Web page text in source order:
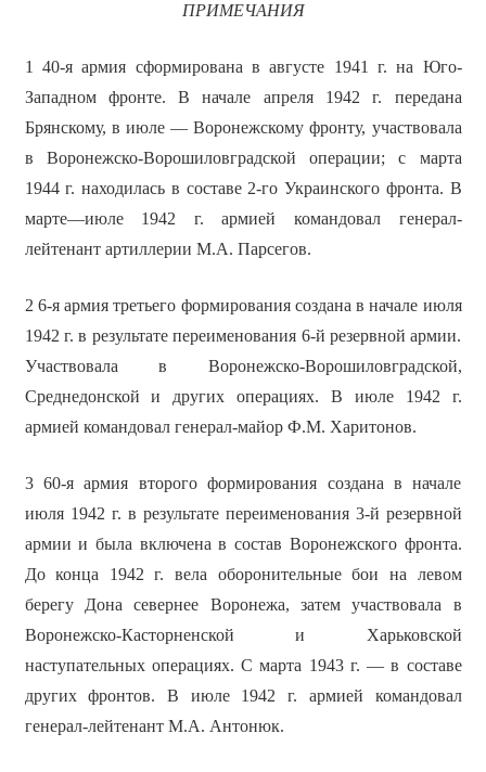
ПРИМЕЧАНИЯ
1 40-я армия сформирована в августе 1941 г. на Юго-
Западном фронте. В начале апреля 1942 г. передана
Брянскому, в июле — Воронежскому фронту, участвовала
в Воронежско-Ворошиловградской операции; с марта
1944 г. находилась в составе 2-го Украинского фронта. В
марте—июле 1942 г. армией командовал генерал-
лейтенант артиллерии М.А. Парсегов.
2 6-я армия третьего формирования создана в начале июля
1942 г. в результате переименования 6-й резервной армии.
Участвовала в Воронежско-Ворошиловградской,
Среднедонской и других операциях. В июле 1942 г.
армией командовал генерал-майор Ф.М. Харитонов.
3 60-я армия второго формирования создана в начале
июля 1942 г. в результате переименования 3-й резервной
армии и была включена в состав Воронежского фронта.
До конца 1942 г. вела оборонительные бои на левом
берегу Дона севернее Воронежа, затем участвовала в
Воронежско-Касторненской и Харьковской
наступательных операциях. С марта 1943 г. — в составе
других фронтов. В июле 1942 г. армией командовал
генерал-лейтенант М.А. Антонюк.